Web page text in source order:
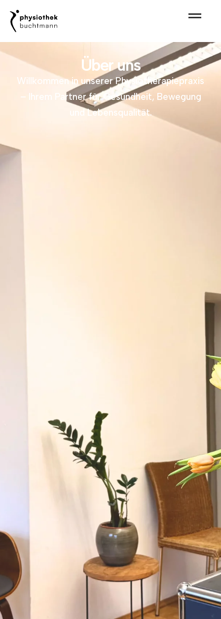
Über uns
Willkommen in unserer Physiotherapiepraxis
– Ihrem Partner für Gesundheit, Bewegung
und Lebensqualität.